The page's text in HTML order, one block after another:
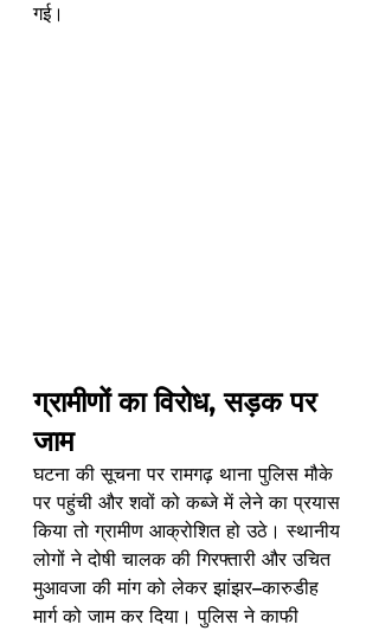
गई।
ग्रामीणों का विरोध, सड़क पर
जाम
घटना की सूचना पर रामगढ़ थाना पुलिस मौके
पर पहुंची और शवों को कब्जे में लेने का प्रयास
किया तो ग्रामीण आक्रोशित हो उठे। स्थानीय
लोगों ने दोषी चालक की गिरफ्तारी और उचित
मुआवजा की मांग को लेकर झांझर–कारुडीह
मार्ग को जाम कर दिया। पुलिस ने काफी